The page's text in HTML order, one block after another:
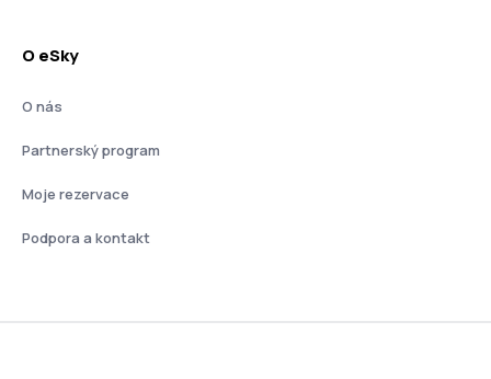
O eSky
O nás
Partnerský program
Moje rezervace
Podpora a kontakt